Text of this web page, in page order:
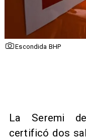
Escondida BHP
​La Seremi
certificó dos